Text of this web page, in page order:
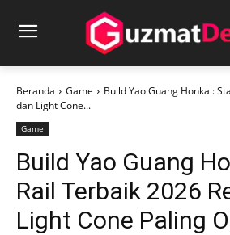
Beranda Game
Build Yao Guang Honkai:
dan Light Cone...
Game
Build Yao Guang
Rail Terbaik 2026
Light Cone Paling